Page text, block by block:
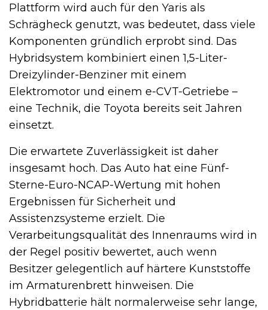
Plattform wird auch für den Yaris als
Schrägheck genutzt, was bedeutet, dass viele
Komponenten gründlich erprobt sind. Das
Hybridsystem kombiniert einen 1,5-Liter-
Dreizylinder-Benziner mit einem
Elektromotor und einem e-CVT-Getriebe –
eine Technik, die Toyota bereits seit Jahren
einsetzt.
Die erwartete Zuverlässigkeit ist daher
insgesamt hoch. Das Auto hat eine Fünf-
Sterne-Euro-NCAP-Wertung mit hohen
Ergebnissen für Sicherheit und
Assistenzsysteme erzielt. Die
Verarbeitungsqualität des Innenraums wird in
der Regel positiv bewertet, auch wenn
Besitzer gelegentlich auf härtere Kunststoffe
im Armaturenbrett hinweisen. Die
Hybridbatterie hält normalerweise sehr lange,